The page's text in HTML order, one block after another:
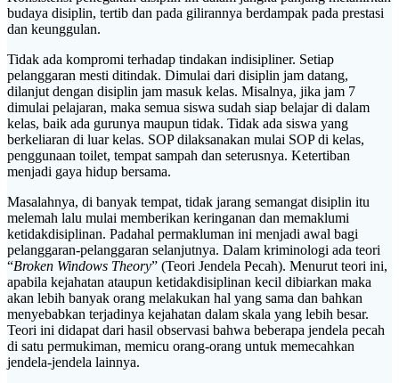
budaya disiplin, tertib dan pada gilirannya berdampak pada prestasi
dan keunggulan.
Tidak ada kompromi terhadap tindakan indisipliner. Setiap
pelanggaran mesti ditindak. Dimulai dari disiplin jam datang,
dilanjut dengan disiplin jam masuk kelas. Misalnya, jika jam 7
dimulai pelajaran, maka semua siswa sudah siap belajar di dalam
kelas, baik ada gurunya maupun tidak. Tidak ada siswa yang
berkeliaran di luar kelas. SOP dilaksanakan mulai SOP di kelas,
penggunaan toilet, tempat sampah dan seterusnya. Ketertiban
menjadi gaya hidup bersama.
Masalahnya, di banyak tempat, tidak jarang semangat disiplin itu
melemah lalu mulai memberikan keringanan dan memaklumi
ketidakdisiplinan. Padahal permakluman ini menjadi awal bagi
pelanggaran-pelanggaran selanjutnya. Dalam kriminologi ada teori
“Broken Windows Theory” (Teori Jendela Pecah). Menurut teori ini,
apabila kejahatan ataupun ketidakdisiplinan kecil dibiarkan maka
akan lebih banyak orang melakukan hal yang sama dan bahkan
menyebabkan terjadinya kejahatan dalam skala yang lebih besar.
Teori ini didapat dari hasil observasi bahwa beberapa jendela pecah
di satu permukiman, memicu orang-orang untuk memecahkan
jendela-jendela lainnya.